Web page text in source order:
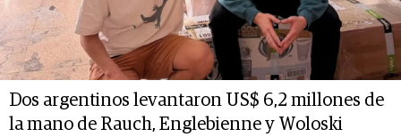
Dos argentinos levantaron US$ 6,2 millones de
la mano de Rauch, Englebienne y Woloski